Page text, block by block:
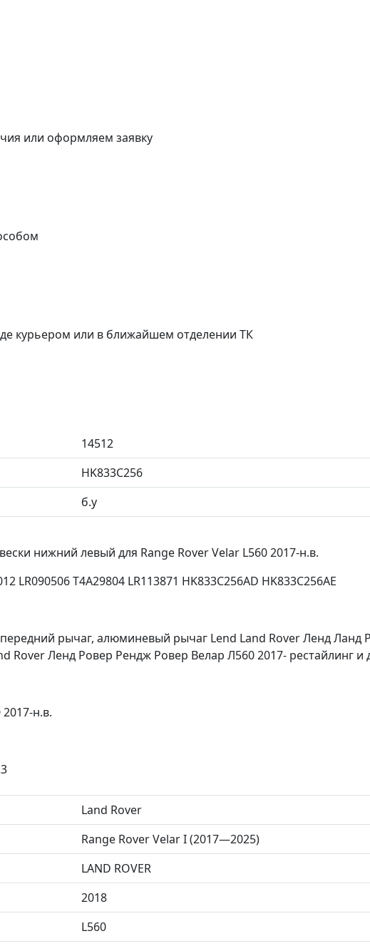
или оформляем заявку
курьером или в ближайшем отделении ТК
14512
HK833C256
б.у
нижний левый для Range Rover Velar L560 2017-н.в.
LR090506 T4A29804 LR113871 HK833C256AD HK833C256AE
рычаг, алюминевый рычаг Lend Land Rover Ленд Ланд
Rover Ленд Ровер Рендж Ровер Велар Л560 2017- рестайлинг и
н.в.
Land Rover
Range Rover Velar I (2017—2025)
LAND ROVER
2018
L560